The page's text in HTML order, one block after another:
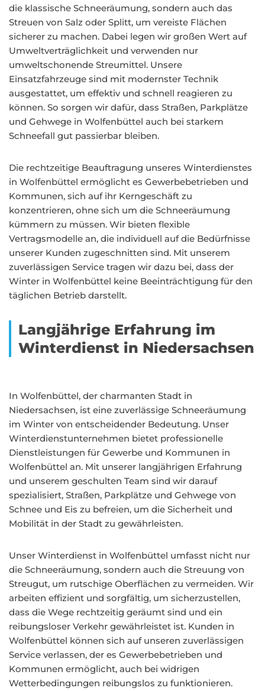
die klassische Schneeräumung, sondern auch das
Streuen von Salz oder Splitt, um vereiste Flächen
sicherer zu machen. Dabei legen wir großen Wert auf
Umweltverträglichkeit und verwenden nur
umweltschonende Streumittel. Unsere
Einsatzfahrzeuge sind mit modernster Technik
ausgestattet, um effektiv und schnell reagieren zu
können. So sorgen wir dafür, dass Straßen, Parkplätze
und Gehwege in Wolfenbüttel auch bei starkem
Schneefall gut passierbar bleiben.
Die rechtzeitige Beauftragung unseres Winterdienstes
in Wolfenbüttel ermöglicht es Gewerbebetrieben und
Kommunen, sich auf ihr Kerngeschäft zu
konzentrieren, ohne sich um die Schneeräumung
kümmern zu müssen. Wir bieten flexible
Vertragsmodelle an, die individuell auf die Bedürfnisse
unserer Kunden zugeschnitten sind. Mit unserem
zuverlässigen Service tragen wir dazu bei, dass der
Winter in Wolfenbüttel keine Beeinträchtigung für den
täglichen Betrieb darstellt.
Langjährige Erfahrung im
Winterdienst in Niedersachsen
In Wolfenbüttel, der charmanten Stadt in
Niedersachsen, ist eine zuverlässige Schneeräumung
im Winter von entscheidender Bedeutung. Unser
Winterdienstunternehmen bietet professionelle
Dienstleistungen für Gewerbe und Kommunen in
Wolfenbüttel an. Mit unserer langjährigen Erfahrung
und unserem geschulten Team sind wir darauf
spezialisiert, Straßen, Parkplätze und Gehwege von
Schnee und Eis zu befreien, um die Sicherheit und
Mobilität in der Stadt zu gewährleisten.
Unser Winterdienst in Wolfenbüttel umfasst nicht nur
die Schneeräumung, sondern auch die Streuung von
Streugut, um rutschige Oberflächen zu vermeiden. Wir
arbeiten effizient und sorgfältig, um sicherzustellen,
dass die Wege rechtzeitig geräumt sind und ein
reibungsloser Verkehr gewährleistet ist. Kunden in
Wolfenbüttel können sich auf unseren zuverlässigen
Service verlassen, der es Gewerbebetrieben und
Kommunen ermöglicht, auch bei widrigen
Wetterbedingungen reibungslos zu funktionieren.